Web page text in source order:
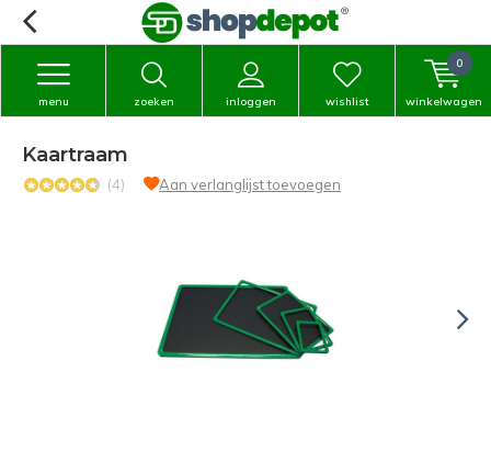
zoeken inloggen
menu wishlist winkelwagen
0
Kaartraam
(4) Aan verlanglijst toevoegen